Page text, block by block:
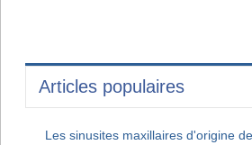
Articles populaires
Les sinusites maxillaires d'origine